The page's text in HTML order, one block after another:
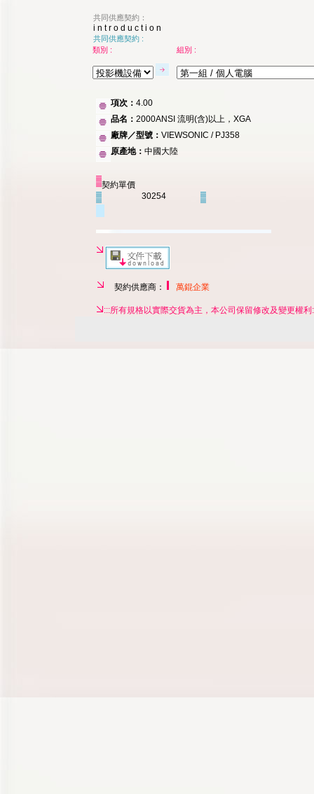
共同供應契約：
i n t r o d u c t i o n
共同供應契約 :
類別 :
組別 :
項次： 4.00
品名： 2000ANSI 流明(含)以上，XGA
廠牌／型號： VIEWSONIC / PJ358
原產地： 中國大陸
契約單價
30254
契約供應商： 萬錕企業
:::所有規格以實際交貨為主，本公司保留修改及變更權利